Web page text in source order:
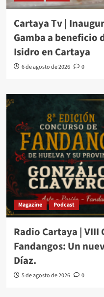
Cartaya Tv |
Gamba a beneficio
Isidro en Cartaya
6 de agosto de 2026 0
Magazine Podcast
Radio Cartaya | VIII
Fandangos: Un
Díaz.
5 de agosto de 2026 0